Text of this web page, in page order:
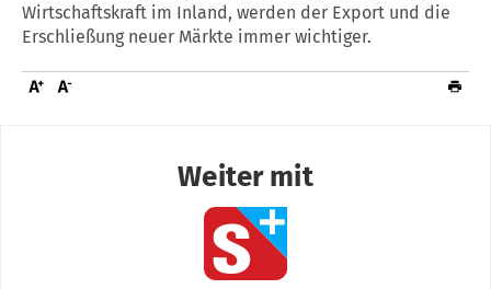
Wirtschaftskraft im Inland, werden der Export und die
Erschließung neuer Märkte immer wichtiger.